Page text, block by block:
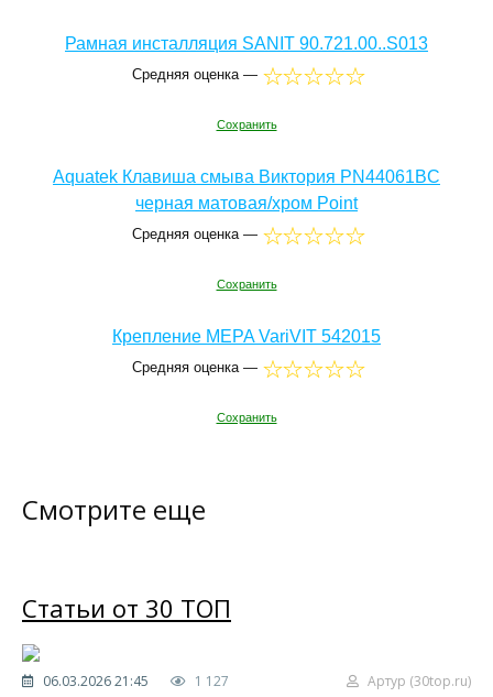
Рамная инсталляция SANIT 90.721.00..S013
Средняя оценка —
Сохранить
Aquatek Клавиша смыва Виктория PN44061BC
черная матовая/хром Point
Средняя оценка —
Сохранить
Крепление MEPA VariVIT 542015
Средняя оценка —
Сохранить
Смотрите еще
Статьи от 30 ТОП
06.03.2026 21:45 1 127 Артур (30top.ru)